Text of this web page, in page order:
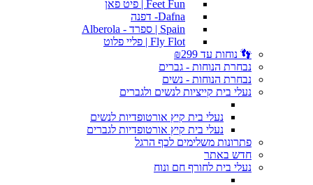
Feet Fun | פיט פאן
Dafna- דפנה
Spain | ספרד - Alberola
Fly Flot | פליי פלוט
👣 נוחות עד ₪299
נבחרת הנוחות - גברים
נבחרת הנוחות - נשים
נעלי בית קייציות לנשים ולגברים
נעלי בית קיץ אורטופדיות לנשים
נעלי בית קיץ אורטופדיות לגברים
פתרונות משלימים לכף הרגל
חדש באתר
נעלי בית לחורף חם ונוח